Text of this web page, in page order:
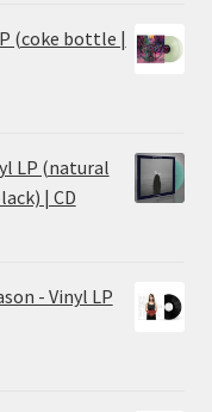
(coke bottle |
LP (natural
| CD
- Vinyl LP